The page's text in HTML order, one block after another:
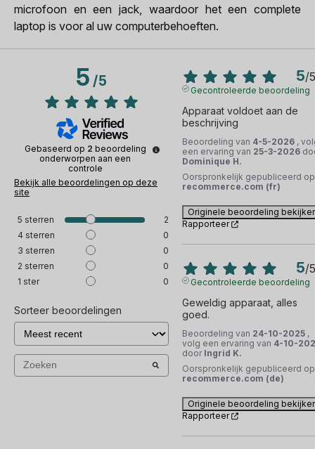
microfoon en een jack, waardoor het een complete
laptop is voor al uw computerbehoeften.
5/5
Gebaseerd op 2 beoordeling
onderworpen aan een
controle
Bekijk alle beoordelingen op deze
site
5 sterren
2
4 sterren
0
3 sterren
0
2 sterren
0
1 ster 0
Sorteer beoordelingen
5/5
Gecontroleerde beoordeling
Apparaat voldoet aan de
beschrijving
Beoordeling van 4-5-2026 ,
een ervaring van 25-3-2026
Dominique H.
Oorspronkelijk gepubliceerd op
recommerce.com (fr)
Originele beoordeling
Rapporteer
5/5
Gecontroleerde beoordeling
Geweldig apparaat, alles
goed.
Beoordeling van 24-10-2025 ,
volg een ervaring van 4-10-
door Ingrid K.
Oorspronkelijk gepubliceerd op
recommerce.com (de)
Originele beoordeling
Rapporteer